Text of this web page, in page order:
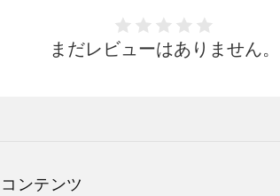
まだレビューはありません。
コンテンツ